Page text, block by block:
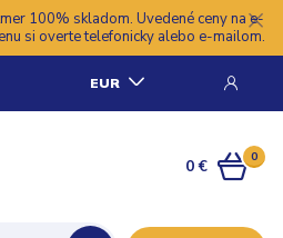
100% skladom. Uvedené ceny na e-
si overte telefonicky alebo e-mailom.
EUR
0
0 €